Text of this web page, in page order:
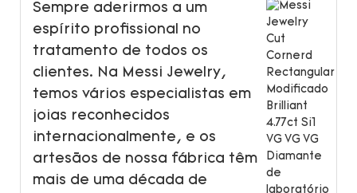
Sempre aderirmos a um
espírito profissional no
tratamento de todos os
clientes. Na Messi Jewelry,
temos vários especialistas em
joias reconhecidos
internacionalmente, e os
artesãos de nossa fábrica têm
mais de uma década de